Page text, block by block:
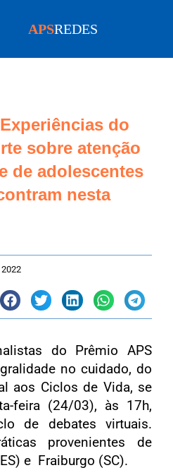
APSREDES
do
sobre atenção
de adolescentes
nesta
do Prêmio APS
no cuidado, do
aos Ciclos de Vida, se
feira (24/03), às 17h,
de debates virtuais.
provenientes de
e Fraiburgo (SC).